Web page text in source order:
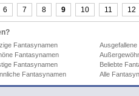
6 7 8 9 10 11 12
Fantasynamen
Fantasynamen
Fantasynamen
Beliebte
Fantasynamen Alle